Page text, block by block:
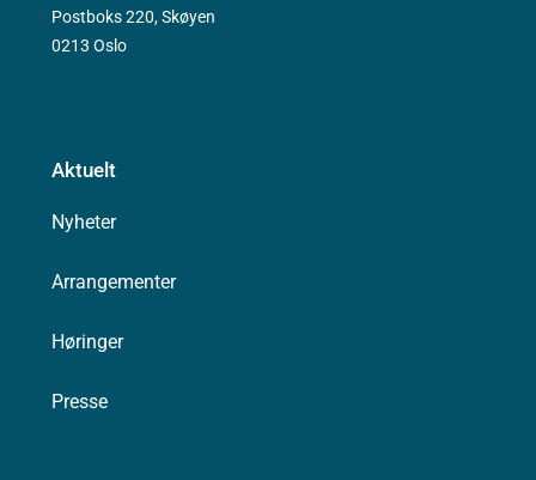
Postboks 220, Skøyen
0213 Oslo
Aktuelt
Nyheter
Arrangementer
Høringer
Presse